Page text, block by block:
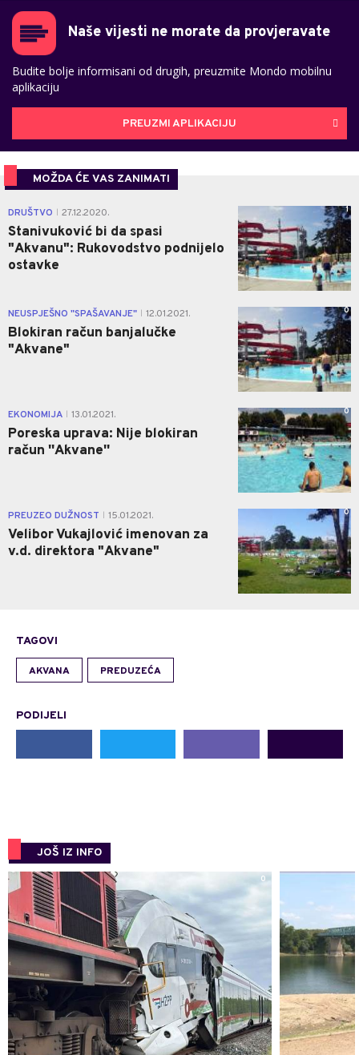
Naše vijesti ne morate da provjeravate
Budite bolje informisani od drugih, preuzmite Mondo mobilnu
aplikaciju
PREUZMI APLIKACIJU
MOŽDA ĆE VAS ZANIMATI
DRUŠTVO 27.12.2020.
Stanivuković bi da spasi
"Akvanu": Rukovodstvo podnijelo
ostavke
1
NEUSPJEŠNO "SPAŠAVANJE" 12.01.2021.
Blokiran račun banjalučke
"Akvane"
0
EKONOMIJA 13.01.2021.
Poreska uprava: Nije blokiran
račun ''Akvane''
0
PREUZEO DUŽNOST 15.01.2021.
Velibor Vukajlović imenovan za
v.d. direktora "Akvane"
0
TAGOVI
AKVANA PREDUZEĆA
PODIJELI
JOŠ IZ INFO
0